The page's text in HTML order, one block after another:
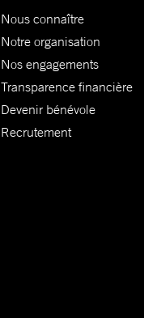
Nous connaître
Notre organisation
Nos engagements
Transparence financière
Devenir bénévole
Recrutement